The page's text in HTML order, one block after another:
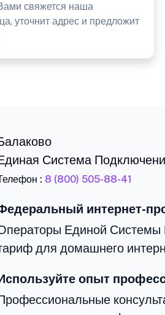
свяжется наша
уточнит адрес и предложит
Система
: 8 (800) 505-88-41
интернет-
Единой
для домашнего
опыт